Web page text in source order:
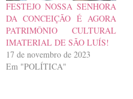
FESTEJO NOSSA SENHORA
DA CONCEIÇÃO É AGORA
PATRIMÔNIO CULTURAL
IMATERIAL DE SÃO LUÍS!
17 de novembro de 2023
Em "POLÍTICA"